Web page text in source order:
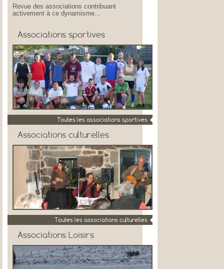
Revue des associations contribuant
activement à ce dynamisme…
Associations sportives
Toutes les associations sportives
Associations culturelles
Toutes les associations culturelles
Associations Loisirs